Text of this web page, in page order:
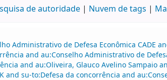
de autoridade Nuvem de tags
Administrativo de Defesa Econômica CADE
and au:Conselho Administrativo de
and au:Oliveira, Glauco Avelino Sampaio
su-to:Defesa da concorrência and